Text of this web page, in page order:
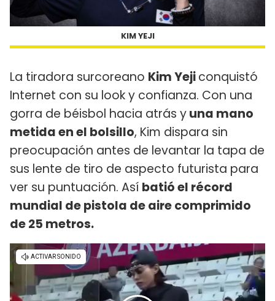
KIM YEJI
La tiradora surcoreano Kim Yejiconquistó
Internet con su look y confianza. Con una
gorra de béisbol hacia atrás yuna mano
metida en el bolsillo, Kim dispara sin
preocupación antes de levantar la tapa de
sus lente de tiro de aspecto futurista para
ver su puntuación. Así batió el récord
mundial de pistola de aire comprimido
de 25 metros.